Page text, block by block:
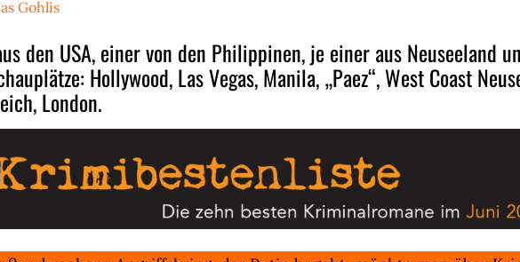
Gohlis
den USA, einer von den Philippinen, je einer aus Neuseeland
Hollywood, Las Vegas, Manila, „Paez“, West Coast
London.